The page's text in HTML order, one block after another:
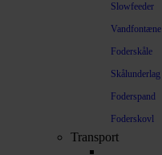
Slowfeeder
Vandfontæne
Foderskåle
Skålunderlag
Foderspand
Foderskovl
Transport